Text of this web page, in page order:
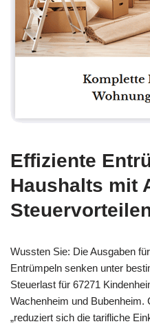
Effiziente
Haushalts mit
Wussten Sie: Die Ausgaben
Entrümpeln senken unter
Steuerlast für 67271
Wachenheim und
„reduziert sich die tarifliche